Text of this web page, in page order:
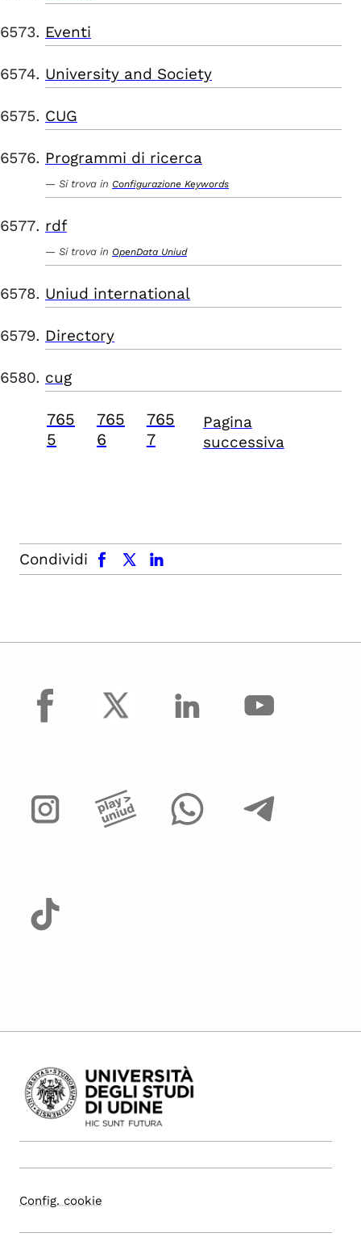
Eventi
University and Society
CUG
Programmi di ricerca
Si trova in Configurazione Keywords
rdf
Si trova in OpenData Uniud
Uniud international
Directory
cug
765
5
765
6
765
7
Pagina
successiva
Condividi
facebook x.com linkedin
facebook
Config. cookie